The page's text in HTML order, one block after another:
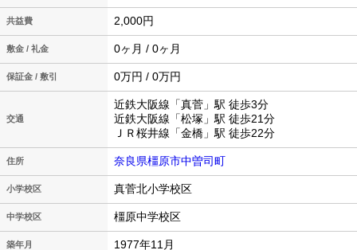
共益費 2,000円
敷金 / 礼金 0ヶ月 / 0ヶ月
保証金 / 敷引 0万円 / 0万円
交通
近鉄大阪線「真菅」駅 徒歩3分
近鉄大阪線「松塚」駅 徒歩21分
ＪＲ桜井線「金橋」駅 徒歩22分
住所 奈良県橿原市中曽司町
小学校区 真菅北小学校区
中学校区 橿原中学校区
築年月 1977年11月